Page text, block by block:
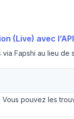
(Live) avec
Fapshi au lieu de
pouvez les